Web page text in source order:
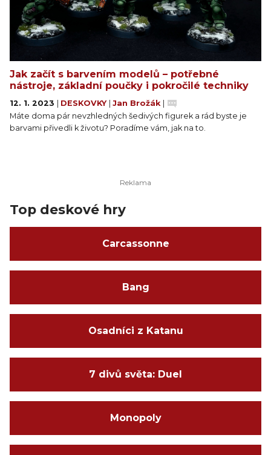
Jak začít s barvením modelů – potřebné
nástroje, základní poučky i pokročilé techniky
12. 1. 2023 DESKOVKY Jan Brožák
Máte doma pár nevzhledných šedivých figurek a rád byste je
barvami přivedli k životu? Poradíme vám, jak na to.
Top deskové hry
Carcassonne
Bang
Osadníci z Katanu
7 divů světa: Duel
Monopoly